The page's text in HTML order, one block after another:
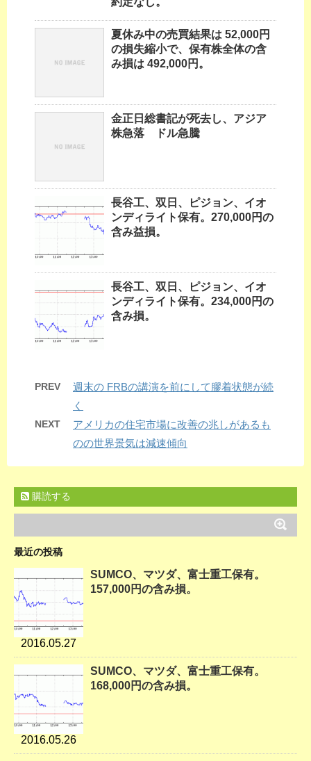
夏休み中の売買結果は 52,000円
の損失縮小で、保有株全体の含
み損は 492,000円。
金正日総書記が死去し、アジア
株急落 ドル急騰
長谷工、双日、ピジョン、イオ
ンディライト保有。270,000円の
含み益損。
長谷工、双日、ピジョン、イオ
ンディライト保有。234,000円の
含み損。
PREV
週末の FRBの講演を前にして膠着状態が続
く
NEXT
アメリカの住宅市場に改善の兆しがあるも
のの世界景気は減速傾向
購読する
最近の投稿
2016.05.27
SUMCO、マツダ、富士重工保有。
157,000円の含み損。
2016.05.26
SUMCO、マツダ、富士重工保有。
168,000円の含み損。